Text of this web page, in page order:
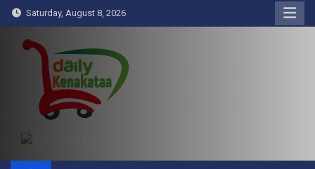
Skip
to
content
Saturday, August 8, 2026
Daily Kenakataa
Essential Product Videos